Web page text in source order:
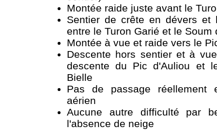
Montée raide juste avant le
Sentier de crête en dévers et
entre le Turon Garié et le Soum
Montée à vue et raide vers le
Descente hors sentier et à
descente du Pic d'Auliou et
Bielle
Pas de passage réellement
aérien
Aucune autre difficulté par
l'absence de neige